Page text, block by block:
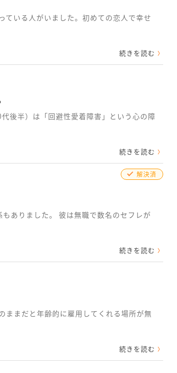
ている人がいました。初めての恋人で幸せ
続きを読む
後半）は「回避性愛着障害」という心の障
続きを読む
解決済
ありました。 彼は無職で数名のセフレが
続きを読む
ままだと年齢的に雇用してくれる場所が無
続きを読む